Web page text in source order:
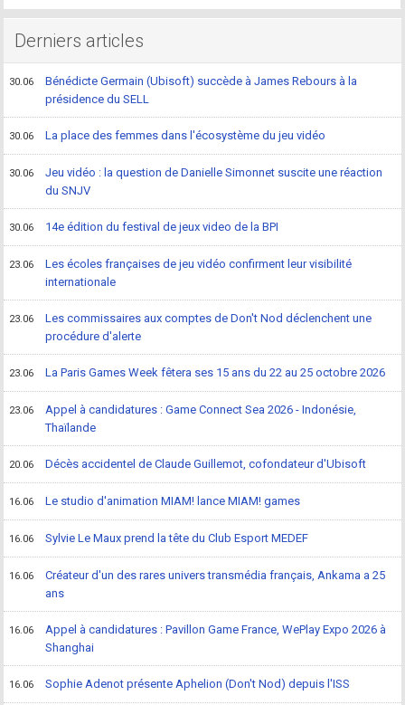
Derniers articles
30.06
Bénédicte Germain (Ubisoft) succède à James Rebours à la
présidence du SELL
30.06 La place des femmes dans l'écosystème du jeu vidéo
30.06
Jeu vidéo : la question de Danielle Simonnet suscite une réaction
du SNJV
30.06 14e édition du festival de jeux video de la BPI
23.06
Les écoles françaises de jeu vidéo confirment leur visibilité
internationale
23.06
Les commissaires aux comptes de Don't Nod déclenchent une
procédure d'alerte
23.06 La Paris Games Week fêtera ses 15 ans du 22 au 25 octobre 2026
23.06
Appel à candidatures : Game Connect Sea 2026 - Indonésie,
Thaïlande
20.06 Décès accidentel de Claude Guillemot, cofondateur d'Ubisoft
16.06 Le studio d'animation MIAM! lance MIAM! games
16.06 Sylvie Le Maux prend la tête du Club Esport MEDEF
16.06
Créateur d'un des rares univers transmédia français, Ankama a 25
ans
16.06
Appel à candidatures : Pavillon Game France, WePlay Expo 2026 à
Shanghai
16.06 Sophie Adenot présente Aphelion (Don't Nod) depuis l'ISS